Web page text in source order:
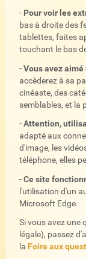
- Pour voir les
bas à droite des
tablettes, faites
touchant le bas
-Vous avez
accèderez à sa
cinéaste, des
semblables, et la
-Attention,
adapté aux
d'image, les
téléphone, elles
-Ce site
l'utilisation d'un
Microsoft Edge.
Si vous avez une
légale), passez
la Foire aux